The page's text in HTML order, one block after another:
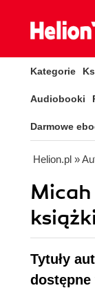
Kategorie
Audiobooki
Darmowe
Helion.pl »
Tytuły